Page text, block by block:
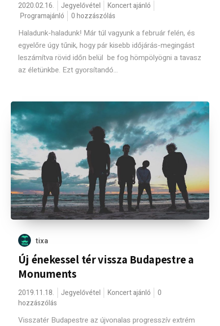
2020.02.16. Jegyelővétel
Koncert ajánló
Programajánló
0 hozzászólás
Haladunk-haladunk! Már túl vagyunk a február felén, és
egyelőre úgy tűnik, hogy pár kisebb időjárás-megingást
leszámítva rövid időn belül be fog hömpölyögni a tavasz
az életünkbe. Ezt gyorsítandó...
tixa
Új énekessel tér vissza Budapestre a
Monuments
2019.11.18. Jegyelővétel Koncert ajánló
0
hozzászólás
Visszatér Budapestre az újvonalas progresszív extrém